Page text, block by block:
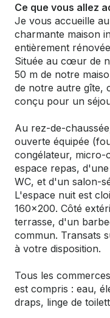
Ce que vous allez
Je vous accueille
charmante maison
entièrement
Située au cœur de
50 m de notre
de notre autre gîte,
conçu pour un
Au rez-de-
ouverte équipée
congélateur, micro-
espace repas,
WC, et d'un salon-
L'espace nuit est
160x200. Côté
terrasse, d'un
commun. Transats
à votre disposition.
Tous les
est compris : eau,
draps, linge de